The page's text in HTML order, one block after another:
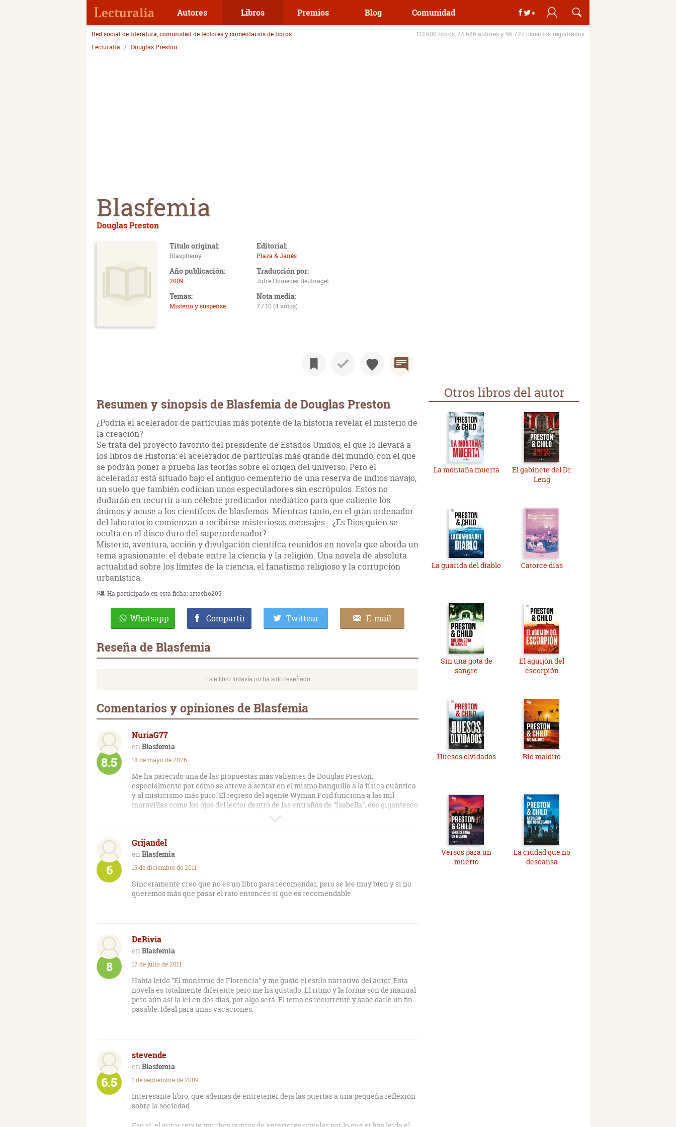
Autores Libros Premios Blog Comunidad
Red social de literatura, comunidad de lectores y comentarios de libros
113.600 libros, 24.686 autores y 96.727 usuarios registrados
Lecturalia
Douglas Preston
Blasfemia
Douglas Preston
Título original:
Blasphemy
Editorial:
Plaza & Janés
Año publicación:
2009
Traducción por:
Jofre Homedes Beutnagel
Temas:
Misterio y suspense
Nota media:
7 / 10 (4 votos)
Resumen y sinopsis de Blasfemia de Douglas Preston
¿Podría el acelerador de partículas más potente de la historia revelar el misterio de
la creación?
Se trata del proyecto favorito del presidente de Estados Unidos, el que lo llevará a
los libros de Historia: el acelerador de partículas más grande del mundo, con el que
se podrán poner a prueba las teorías sobre el origen del universo. Pero el
acelerador está situado bajo el antiguo cementerio de una reserva de indios navajo,
un suelo que también codician unos especuladores sin escrúpulos. Estos no
dudarán en recurrir a un célebre predicador mediático para que caliente los
ánimos y acuse a los científcos de blasfemos. Mientras tanto, en el gran ordenador
del laboratorio comienzan a recibirse misteriosos mensajes… ¿Es Dios quien se
oculta en el disco duro del superordenador?
Misterio, aventura, acción y divulgación científca reunidos en novela que aborda un
tema apasionante: el debate entre la ciencia y la religión. Una novela de absoluta
actualidad sobre los límites de la ciencia, el fanatismo religioso y la corrupción
urbanística.
Ha participado en esta ficha:artacho205
Whatsapp Compartir Twittear E-mail
Reseña de Blasfemia
Este libro todavía no ha sido reseñado
Comentarios y opiniones de Blasfemia
NuriaG77
Blasfemia
8.5 18 de mayo de 2026
Me ha parecido una de las propuestas más valientes de Douglas Preston,
especialmente por cómo se atreve a sentar en el mismo banquillo a la física cuántica
y al misticismo más puro. El regreso del agente Wyman Ford funciona a las mil
maravillas como los ojos del lector dentro de las entrañas de "Isabella", ese gigantesco
acelerador de partículas oculto en el desierto de Arizona. Me fascina cómo una
premisa aparentemente técnica —un posible fraude científico o un fallo de seguridad
cuando el director del proyecto asegura estar chateando con Dios a través del
superordenador, desatando una oleada de paranoia militar y el acoso violento de un
apocalipsis.
Lo que verdaderamente me ha enganchado de esta lectura es el pulso tan vibrante
con el que Preston maneja la claustrofobia de los laboratorios subterráneos y el
frenos y en cómo el miedo a lo desconocido puede hacer tambalear tanto la fe ciega
como la razón más estricta. Al final, la novela se devora de un tirón gracias a un ritmo
confunden, dejándote en la cabeza una pregunta de lo más incómoda sobre si la
humanidad está madura para asimilar los secretos que la ciencia se empeña en
desenterrar.
Grijandel
Blasfemia
6 15 de diciembre de 2011
Sinceramente creo que no es un libro para recomendar, pero se lee muy bien y si no
queremos más que pasar el rato entonces sí que es recomendable.
DeRivia
Blasfemia
8 17 de julio de 2011
Había leído "El monstruo de Florencia" y me gustó el estilo narrativo del autor. Esta
novela es totalmente diferente pero me ha gustado. El ritmo y la forma son de manual
pero aún así la leí en dos días, por algo será. El tema es recurrente y sabe darle un fin
pasable. Ideal para unas vacaciones.
stevende
Blasfemia
6.5 1 de septiembre de 2009
Interesante libro, que ademas de entretener deja las puertas a una pequeña reflexión
sobre la sociedad.
Otros libros del autor
La montaña muerta
El gabinete del Dr.
Leng
La guarida del diablo Catorce días
Sin una gota de
sangre
El aguijón del
escorpión
Huesos olvidados Río maldito
Versos para un
muerto
La ciudad que no
descansa